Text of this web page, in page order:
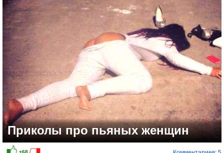
+61
Приколы про пьяных женщин